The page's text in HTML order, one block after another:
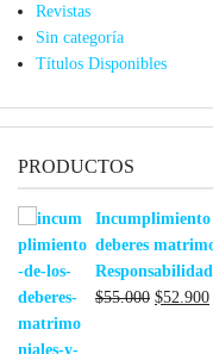
Revistas
Sin categoría
Títulos Disponibles
PRODUCTOS
Incumplimiento
deberes
$55.000 El
$52.900